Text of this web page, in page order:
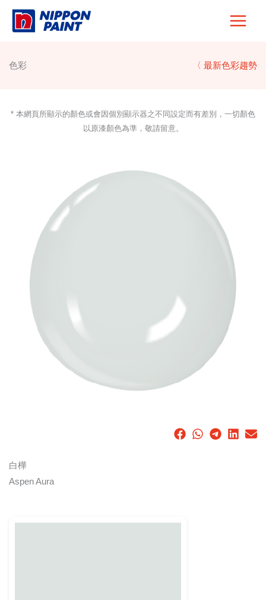
Skip
色彩 〈 最新色彩趨勢
* 本網頁所顯示的顏色或會因個別顯示器之不同設定而有差別，一切顏色
以原漆顏色為準，敬請留意。
白樺
Aspen Aura